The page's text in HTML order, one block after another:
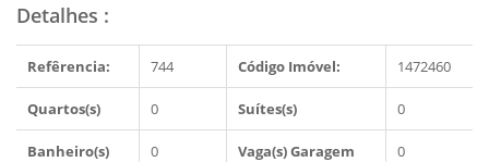
Detalhes :
Refêrencia: 744 Código Imóvel: 1472460
Quartos(s) 0 Suítes(s) 0
Banheiro(s) 0 Vaga(s) Garagem 0